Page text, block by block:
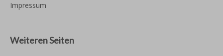
Impressum
Weiteren Seiten